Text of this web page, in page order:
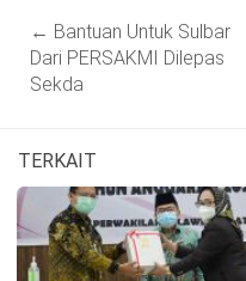
navigation
← Bantuan Untuk Sulbar
Dari PERSAKMI Dilepas
Sekda
TERKAIT